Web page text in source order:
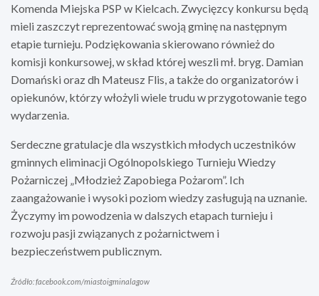
Komenda Miejska PSP w Kielcach. Zwycięzcy konkursu będą
mieli zaszczyt reprezentować swoją gminę na następnym
etapie turnieju. Podziękowania skierowano również do
komisji konkursowej, w skład której weszli mł. bryg. Damian
Domański oraz dh Mateusz Flis, a także do organizatorów i
opiekunów, którzy włożyli wiele trudu w przygotowanie tego
wydarzenia.
Serdeczne gratulacje dla wszystkich młodych uczestników
gminnych eliminacji Ogólnopolskiego Turnieju Wiedzy
Pożarniczej „Młodzież Zapobiega Pożarom”. Ich
zaangażowanie i wysoki poziom wiedzy zasługują na uznanie.
Życzymy im powodzenia w dalszych etapach turnieju i
rozwoju pasji związanych z pożarnictwem i
bezpieczeństwem publicznym.
Źródło: facebook.com/miastoigminalagow